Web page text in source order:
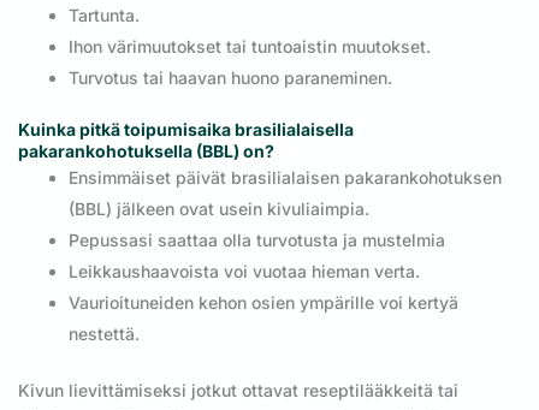
Tartunta.
Ihon värimuutokset tai tuntoaistin muutokset.
Turvotus tai haavan huono paraneminen.
Kuinka pitkä toipumisaika brasilialaisella
pakarankohotuksella (BBL) on?
Ensimmäiset päivät brasilialaisen pakarankohotuksen
(BBL) jälkeen ovat usein kivuliaimpia.
Pepussasi saattaa olla turvotusta ja mustelmia
Leikkaushaavoista voi vuotaa hieman verta.
Vaurioituneiden kehon osien ympärille voi kertyä
nestettä.
Kivun lievittämiseksi jotkut ottavat reseptilääkkeitä tai